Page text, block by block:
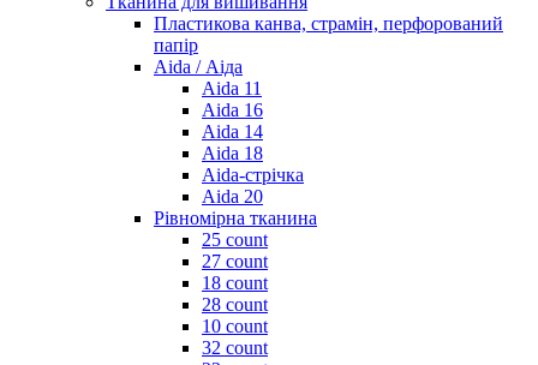
Пластикова канва, страмін, перфорований
папір
Aida / Аіда
Aida 11
Aida 16
Aida 14
Aida 18
Aida-стрічка
Aida 20
Рівномірна тканина
25 count
27 count
18 count
28 count
10 count
32 count